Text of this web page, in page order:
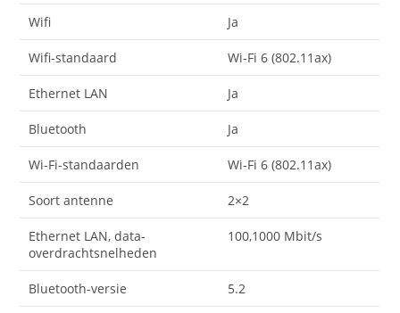
Wifi Ja
Wifi-standaard Wi-Fi 6 (802.11ax)
Ethernet LAN Ja
Bluetooth Ja
Wi-Fi-standaarden Wi-Fi 6 (802.11ax)
Soort antenne 2×2
Ethernet LAN, data-
overdrachtsnelheden
100,1000 Mbit/s
Bluetooth-versie 5.2